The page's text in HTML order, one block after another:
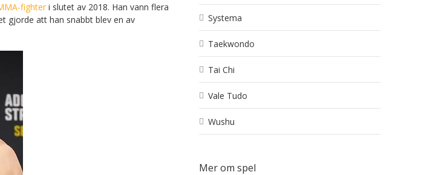
fighter i slutet av 2018. Han vann flera
gjorde att han snabbt blev en av
Systema
Taekwondo
Tai Chi
Vale Tudo
Wushu
Mer om spel